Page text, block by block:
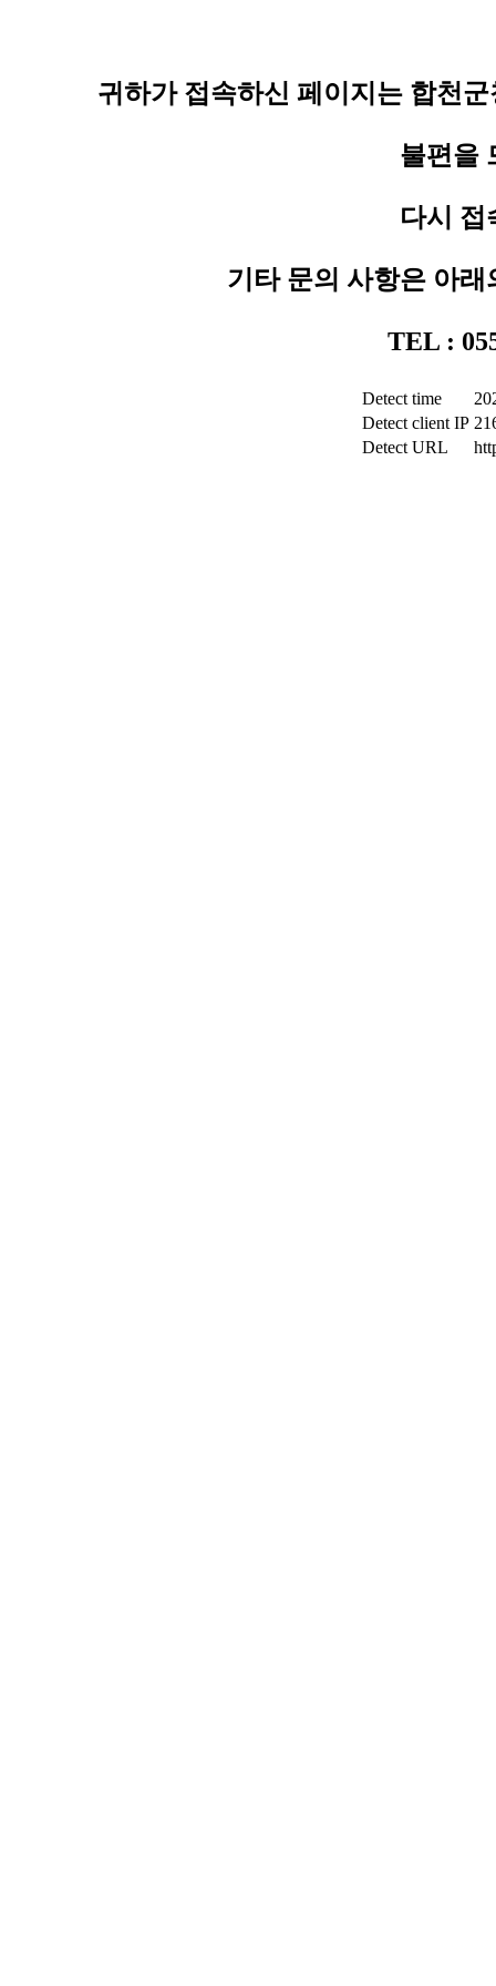
귀하가 접속하신 페이지는 합천
불편을
다시 접
기타 문의 사항은 아
TEL :
Detect time
Detect client IP
Detect URL